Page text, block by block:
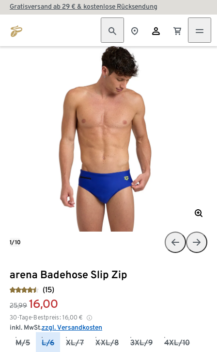
Gratisversand ab 29 € & kostenlose Rücksendung
arena Badehose Slip Zip
(15)
25,99 16,00
30-Tage-Bestpreis: 16,00 €
inkl. MwSt.zzgl. Versandkosten
M/5 L/6 XL/7 XXL/8 3XL/9 4XL/10
1/10